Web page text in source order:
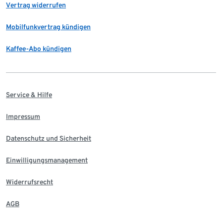
Vertrag widerrufen
Mobilfunkvertrag kündigen
Kaffee-Abo kündigen
Service & Hilfe
Impressum
Datenschutz und Sicherheit
Einwilligungsmanagement
Widerrufsrecht
AGB